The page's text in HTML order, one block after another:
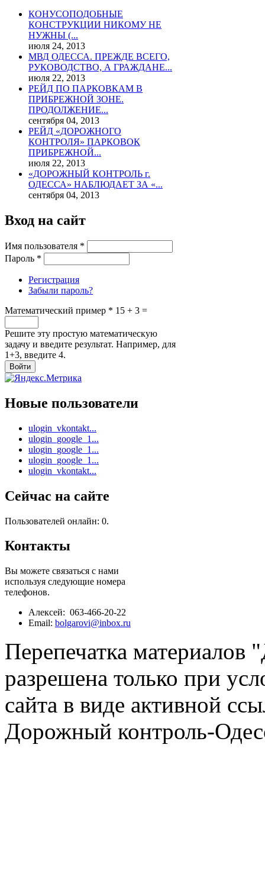
КОНУСОПОДОБНЫЕ
КОНСТРУКЦИИ НИКОМУ НЕ
НУЖНЫ (...
июля 24, 2013
МВД ОДЕССА. ПРЕЖДЕ ВСЕГО,
РУКОВОДСТВО, А ГРАЖДАНЕ...
июля 22, 2013
РЕЙД ПО ПАРКОВКАМ В
ПРИБРЕЖНОЙ ЗОНЕ.
ПРОДОЛЖЕНИЕ...
сентября 04, 2013
РЕЙД «ДОРОЖНОГО
КОНТРОЛЯ» ПАРКОВОК
ПРИБРЕЖНОЙ...
июля 22, 2013
«ДОРОЖНЫЙ КОНТРОЛЬ г.
ОДЕССА» НАБЛЮДАЕТ ЗА «...
сентября 04, 2013
Вход на сайт
Имя пользователя *
Пароль *
Регистрация
Забыли пароль?
Математический пример * 15 + 3 =
Решите эту простую математическую
задачу и введите результат. Например, для
1+3, введите 4.
Новые пользователи
ulogin_vkontakt...
ulogin_google_1...
ulogin_google_1...
ulogin_google_1...
ulogin_vkontakt...
Сейчас на сайте
Пользователей онлайн: 0.
Контакты
Вы можете связаться с нами
используя следующие номера
телефонов.
Алексей: 063-466-20-22
Email: bolgarovi@inbox.ru
Перепечатка материалов
разрешена только при
сайта в виде активной
Дорожный контроль-